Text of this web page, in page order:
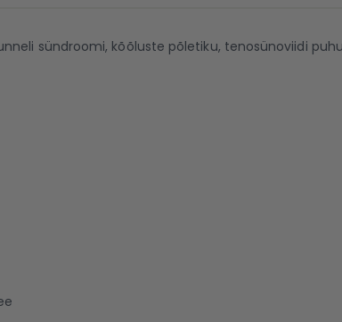
sündroomi, kõõluste põletiku, tenosünoviidi